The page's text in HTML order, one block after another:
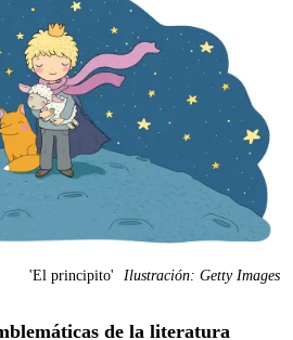
'El principito' Ilustración: Getty Images
de la literatura